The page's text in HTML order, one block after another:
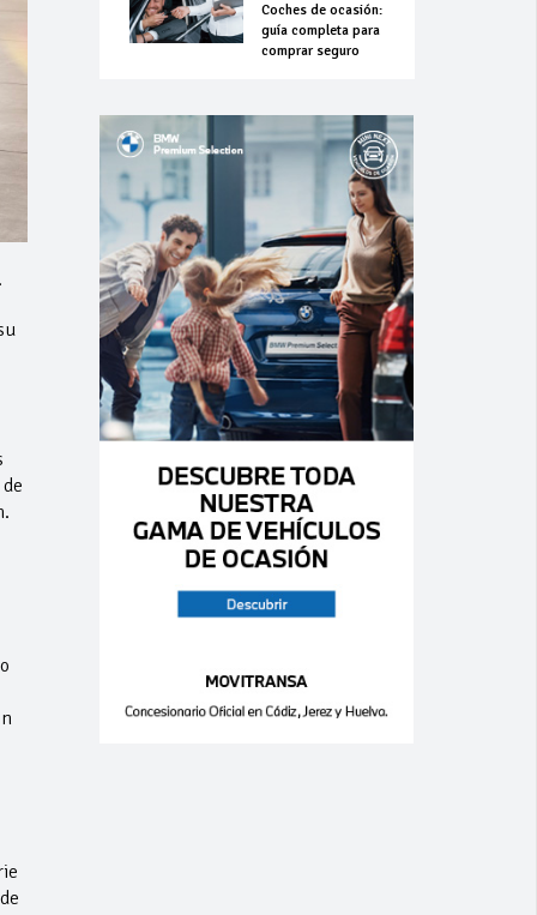
Coches de ocasión:
guía completa para
comprar seguro